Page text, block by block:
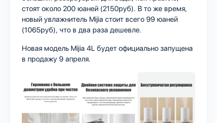
стоят около 200 юаней (2150руб). В то же время,
новый увлажнитель Mijia стоит всего 99 юаней
(1065руб), что в два раза дешевле.
Новая модель Mijia 4L будет официально запущена
в продажу 9 апреля.